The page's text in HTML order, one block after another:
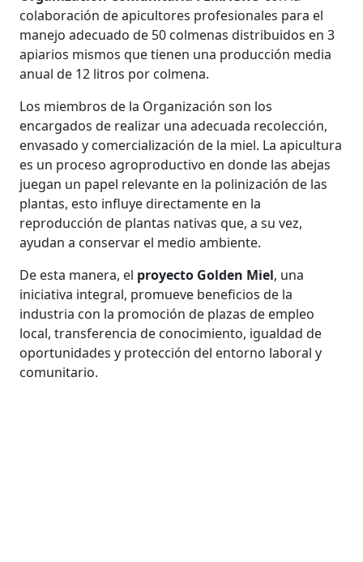
colaboración de apicultores profesionales para el
manejo adecuado de 50 colmenas distribuidos en 3
apiarios mismos que tienen una producción media
anual de 12 litros por colmena.
Los miembros de la Organización son los
encargados de realizar una adecuada recolección,
envasado y comercialización de la miel. La apicultura
es un proceso agroproductivo en donde las abejas
juegan un papel relevante en la polinización de las
plantas, esto influye directamente en la
reproducción de plantas nativas que, a su vez,
ayudan a conservar el medio ambiente.
De esta manera, el proyecto Golden Miel, una
iniciativa integral, promueve beneficios de la
industria con la promoción de plazas de empleo
local, transferencia de conocimiento, igualdad de
oportunidades y protección del entorno laboral y
comunitario.